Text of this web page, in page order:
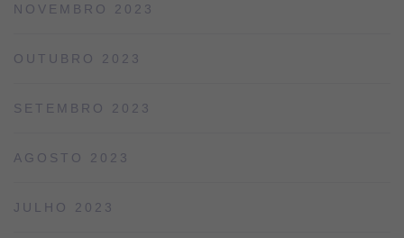
NOVEMBRO 2023
OUTUBRO 2023
SETEMBRO 2023
AGOSTO 2023
JULHO 2023